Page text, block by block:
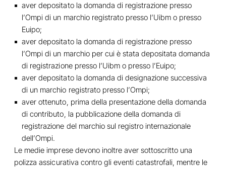
aver depositato la domanda di registrazione presso
l’Ompi di un marchio registrato presso l’Uibm o presso
Euipo;
aver depositato la domanda di registrazione presso
l’Ompi di un marchio per cui è stata depositata domanda
di registrazione presso l’Uibm o presso l’Euipo;
aver depositato la domanda di designazione successiva
di un marchio registrato presso l’Ompi;
aver ottenuto, prima della presentazione della domanda
di contributo, la pubblicazione della domanda di
registrazione del marchio sul registro internazionale
dell’Ompi.
Le medie imprese devono inoltre aver sottoscritto una
polizza assicurativa contro gli eventi catastrofali, mentre le